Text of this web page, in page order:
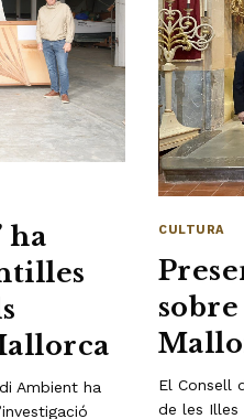
ha
Ambient ha
CULTURA
sobre
El Consell
de les Illes